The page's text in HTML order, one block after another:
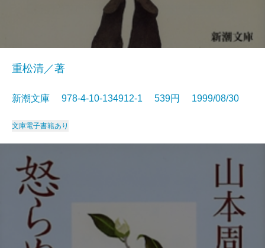
重松清／著
新潮文庫 978-4-10-134912-1 539円 1999/08/30
文庫電子書籍あり